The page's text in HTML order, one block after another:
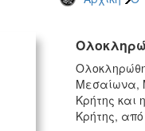
Μεσαίωνα,
Κρήτης και
Κρήτης,